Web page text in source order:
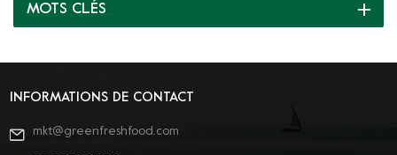
seulement des tranches de viande, mais aussi la joie de
MOTS CLÉS
INFORMATIONS DE CONTACT
mkt@greenfreshfood.com